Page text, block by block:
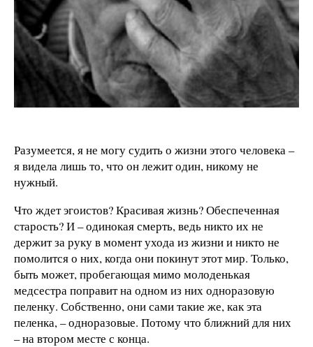
Разумеется, я не могу судить о жизни этого человека –
я видела лишь то, что он лежит один, никому не
нужный.
Что ждет эгоистов? Красивая жизнь? Обеспеченная
старость? И – одинокая смерть, ведь никто их не
держит за руку в момент ухода из жизни и никто не
помолится о них, когда они покинут этот мир. Только,
быть может, пробегающая мимо молоденькая
медсестра поправит на одном из них одноразовую
пеленку. Собственно, они сами такие же, как эта
пеленка, – одноразовые. Потому что ближний для них
– на втором месте с конца.